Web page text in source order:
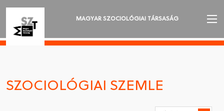
MAGYAR SZOCIOLÓGIAI TÁRSASÁG
SZOCIOLÓGIAI SZEMLE